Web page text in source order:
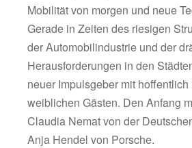
Mobilität von morgen und neue
Gerade in Zeiten des riesigen
der Automobilindustrie und der
Herausforderungen in den
neuer Impulsgeber mit
weiblichen Gästen. Den Anfang
Claudia Nemat von der
Anja Hendel von Porsche.